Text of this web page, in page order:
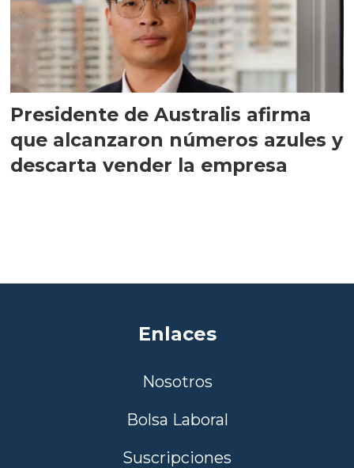
Presidente de Australis afirma
que alcanzaron números azules y
descarta vender la empresa
Enlaces
Nosotros
Bolsa Laboral
Suscripciones